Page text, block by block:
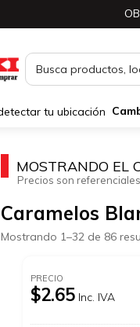
tu ubicación
MOSTRANDO EL
Precios son
Caramelos
Mostrando 1–32 de 86
PRECIO
$2.65 Inc. IVA